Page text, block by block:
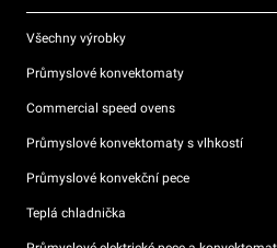
Všechny výrobky
Průmyslové konvektomaty
Commercial speed ovens
Průmyslové konvektomaty s vlhkostí
Průmyslové konvekční pece
Teplá chladnička